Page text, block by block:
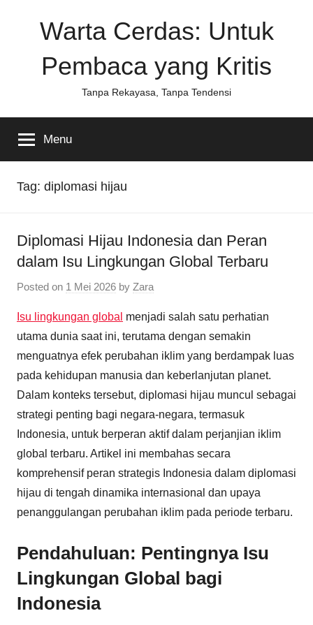
Warta Cerdas: Untuk
Pembaca yang Kritis
Tanpa Rekayasa, Tanpa Tendensi
Menu
Tag: diplomasi hijau
Diplomasi Hijau Indonesia dan Peran
dalam Isu Lingkungan Global Terbaru
Posted on 1 Mei 2026 by Zara
Isu lingkungan global menjadi salah satu perhatian
utama dunia saat ini, terutama dengan semakin
menguatnya efek perubahan iklim yang berdampak luas
pada kehidupan manusia dan keberlanjutan planet.
Dalam konteks tersebut, diplomasi hijau muncul sebagai
strategi penting bagi negara-negara, termasuk
Indonesia, untuk berperan aktif dalam perjanjian iklim
global terbaru. Artikel ini membahas secara
komprehensif peran strategis Indonesia dalam diplomasi
hijau di tengah dinamika internasional dan upaya
penanggulangan perubahan iklim pada periode terbaru.
Pendahuluan: Pentingnya Isu
Lingkungan Global bagi
Indonesia